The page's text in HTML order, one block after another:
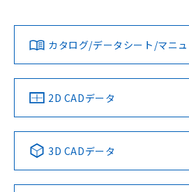
タイムチャート
上、n: 54mm以上
検出領域
ダウンロードデータをご利用いただ
みください。
ソフトウェアの使用条件
対応済み
中国 RoHS 注意事項・凡例
Pb Hg
LR型式承認
（イギリス
船舶規格）
DNV型式承認
（ノルウェー
No No
この製品の規格
その他の認証はこちらのペ
カタログ/データシート/マニ
2D CADデータ
3D CADデータ